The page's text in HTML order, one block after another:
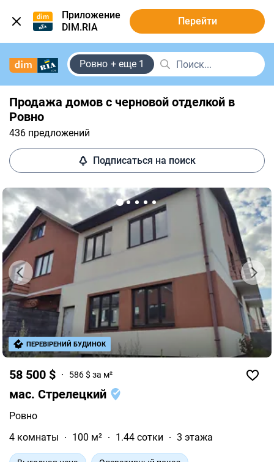
Приложение
DIM.RIA
Перейти
Ровно + еще 1
Продажа домов с черновой отделкой в
Ровно
436 предложений
Подписаться на поиск
58 500 $ 586 $ за м²
мас. Стрелецкий
Ровно
4 комнаты
100 м² 1.44 сотки 3 этажа
ПЕРЕВІРЕНИЙ БУДИНОК